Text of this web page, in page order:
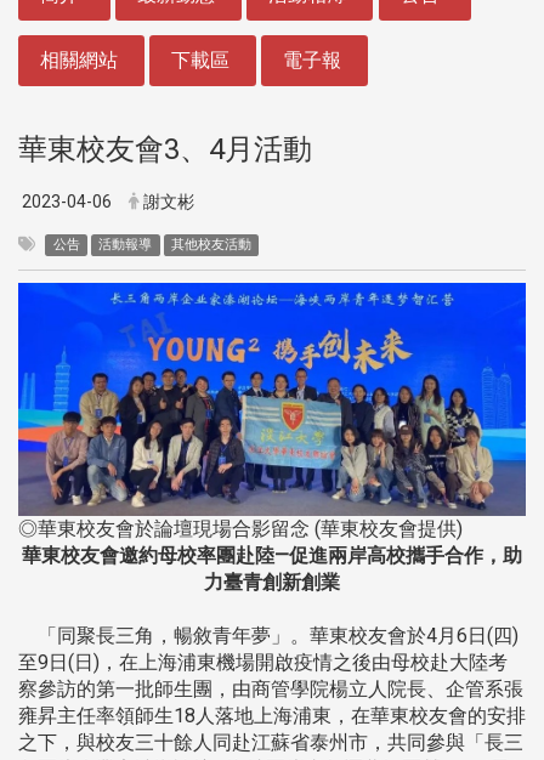
相關網站 下載區 電子報
華東校友會3、4月活動
2023-04-06 謝文彬
公告 活動報導 其他校友活動
◎華東校友會於論壇現場合影留念 (華東校友會提供)
華東校友會邀約母校率團赴陸—促進兩岸高校攜手合作，助
力臺青創新創業
「同聚長三角，暢敘青年夢」。華東校友會於4月6日(四)
至9日(日)，在上海浦東機場開啟疫情之後由母校赴大陸考
察參訪的第一批師生團，由商管學院楊立人院長、企管系張
雍昇主任率領師生18人落地上海浦東，在華東校友會的安排
之下，與校友三十餘人同赴江蘇省泰州市，共同參與「長三